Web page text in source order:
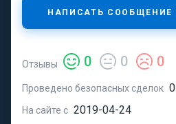
НАПИСАТЬ СООБЩЕНИЕ
Отзывы 0 0 0
Проведено безопасных сделок 0
На сайте с 2019-04-24